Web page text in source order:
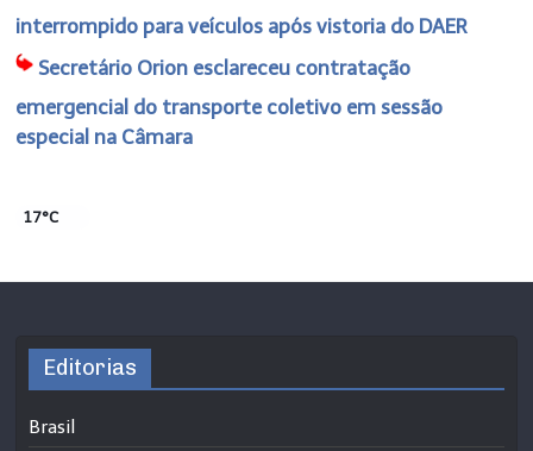
interrompido para veículos após vistoria do DAER
Secretário Orion esclareceu contratação
emergencial do transporte coletivo em sessão
especial na Câmara
17°C
Editorias
Brasil